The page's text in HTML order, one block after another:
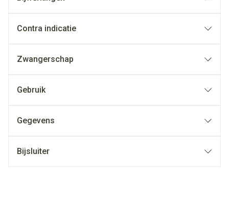
Contra indicatie
Zwangerschap
Gebruik
Gegevens
Bijsluiter